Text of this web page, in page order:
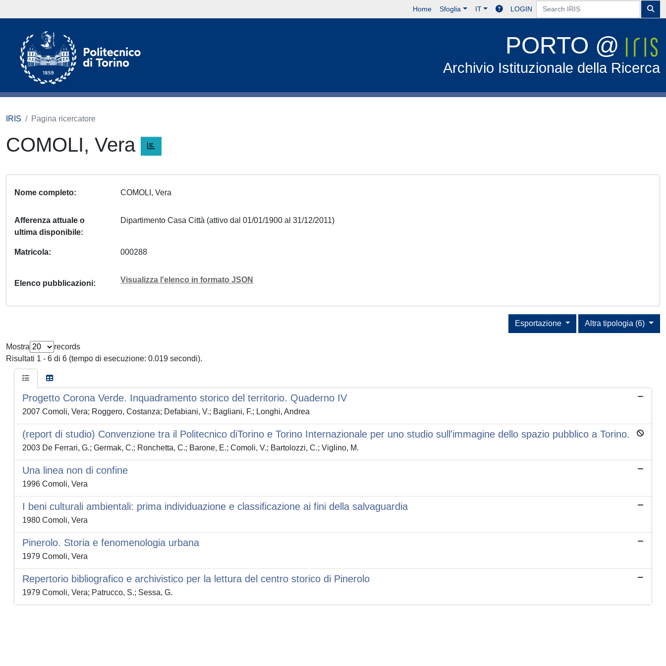
Home Sfoglia IT LOGIN
PORTO @
Archivio Istituzionale della Ricerca
IRIS Pagina ricercatore
COMOLI, Vera
Nome completo COMOLI, Vera
Afferenza attuale o
ultima disponibile
Dipartimento Casa Città (attivo dal 01/01/1900 al 31/12/2011)
Matricola 000288
Elenco pubblicazioni Visualizza l'elenco in formato JSON
Altra tipologia (6)
Esportazione
Mostra
records
Risultati 1 - 6 di 6 (tempo di esecuzione: 0.019 secondi).
Progetto Corona Verde. Inquadramento storico del territorio. Quaderno IV
2007 Comoli, Vera; Roggero, Costanza; Defabiani, V.; Bagliani, F.; Longhi, Andrea
(report di studio) Convenzione tra il Politecnico diTorino e Torino Internazionale per uno studio sull'immagine dello spazio pubblico a Torino.
2003 De Ferrari, G.; Germak, C.; Ronchetta, C.; Barone, E.; Comoli, V.; Bartolozzi, C.; Viglino, M.
Una linea non di confine
1996 Comoli, Vera
I beni culturali ambientali: prima individuazione e classificazione ai fini della salvaguardia
1980 Comoli, Vera
Pinerolo. Storia e fenomenologia urbana
1979 Comoli, Vera
Repertorio bibliografico e archivistico per la lettura del centro storico di Pinerolo
1979 Comoli, Vera; Patrucco, S.; Sessa, G.